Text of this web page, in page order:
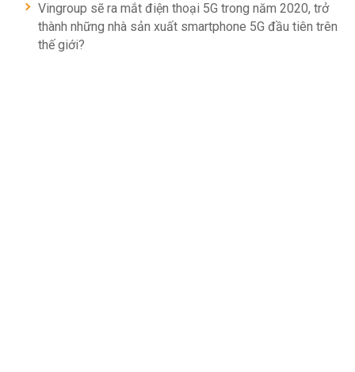
Vingroup sẽ ra mắt điện thoại 5G trong năm 2020, trở
thành những nhà sản xuất smartphone 5G đầu tiên trên
thế giới?